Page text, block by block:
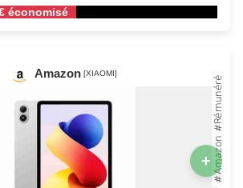
économisé
Amazon [XIAOMI]
+